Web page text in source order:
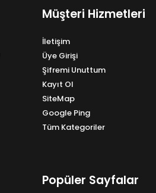
Müşteri Hizmetleri
İletişim
Üye Girişi
Şifremi Unuttum
Kayıt Ol
SiteMap
Google Ping
Tüm Kategoriler
Popüler Sayfalar